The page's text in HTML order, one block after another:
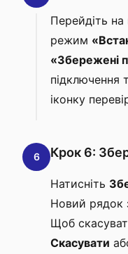
Перейдіть на
режим
«Збережені
підключення
іконку
6 Крок 6:
Натисніть
Новий рядок
Щоб
Скасувати